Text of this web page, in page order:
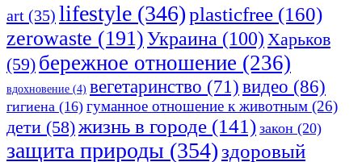
art (35) lifestyle (346)plasticfree (160)
zerowaste (191)Украина (100) Харьков
(59) бережное отношение (236)
вдохновение (4) вегетаринство (71) видео (86)
гигиена (16) гуманное отношение к животным (26)
дети (58)жизнь в городе (141) закон (20)
защита природы (354)здоровый